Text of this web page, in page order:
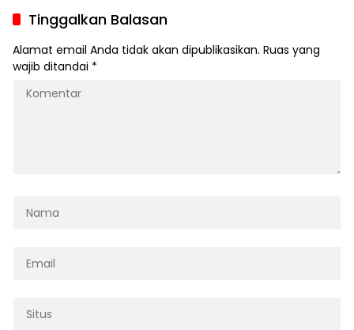
Kajati Sumut Menerapkan
RJ
Yang Dikhawatirkan
Menimbulkan Dendam
Tinggalkan Balasan
Alamat email Anda tidak akan dipublikasikan. Ruas yang
wajib ditandai *